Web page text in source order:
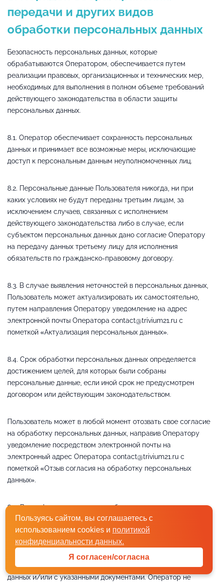
Пользуясь сайтом, вы соглашаетесь с
использованием cookies и политикой
конфиденциальности данных.
Я согласен/согласна
передачи и других видов
обработки персональных данных
Безопасность персональных данных, которые
обрабатываются Оператором, обеспечивается путем
реализации правовых, организационных и технических мер,
необходимых для выполнения в полном объеме требований
действующего законодательства в области защиты
персональных данных.
8.1. Оператор обеспечивает сохранность персональных
данных и принимает все возможные меры, исключающие
доступ к персональным данным неуполномоченных лиц.
8.2. Персональные данные Пользователя никогда, ни при
каких условиях не будут переданы третьим лицам, за
исключением случаев, связанных с исполнением
действующего законодательства либо в случае, если
субъектом персональных данных дано согласие Оператору
на передачу данных третьему лицу для исполнения
обязательств по гражданско-правовому договору.
8.3. В случае выявления неточностей в персональных данных,
Пользователь может актуализировать их самостоятельно,
путем направления Оператору уведомление на адрес
электронной почты Оператора contact@trivium21.ru с
пометкой «Актуализация персональных данных».
8.4. Срок обработки персональных данных определяется
достижением целей, для которых были собраны
персональные данные, если иной срок не предусмотрен
договором или действующим законодательством.
Пользователь может в любой момент отозвать свое согласие
на обработку персональных данных, направив Оператору
уведомление посредством электронной почты на
электронный адрес Оператора contact@trivium21.ru с
пометкой «Отзыв согласия на обработку персональных
данных».
8.5. Вся информация, которая собирается сторонними
сервисами, в том числе платежными системами, средствами
связи и другими поставщиками услуг, хранится и
обрабатывается указанными лицами (Операторами) в
соответствии с их Пользовательским соглашением и
Политикой конфиденциальности. Субъект персональных
данных и/или с указанными документами. Оператор не